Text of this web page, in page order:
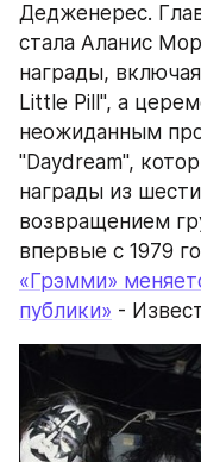
Дедженерес.
стала Аланис
награды,
Little Pill", а
неожиданным
"Daydream",
награды из
возвращением
впервые с 1979
«Грэмми»
публики» -